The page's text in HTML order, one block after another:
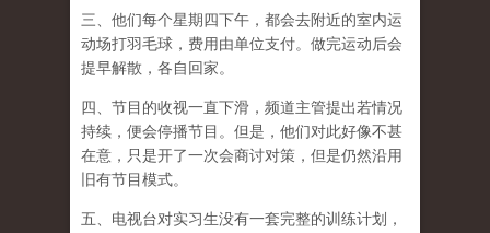
三、他们每个星期四下午，都会去附近的室内运
动场打羽毛球，费用由单位支付。做完运动后会
提早解散，各自回家。
四、节目的收视一直下滑，频道主管提出若情况
持续，便会停播节目。但是，他们对此好像不甚
在意，只是开了一次会商讨对策，但是仍然沿用
旧有节目模式。
五、电视台对实习生没有一套完整的训练计划，